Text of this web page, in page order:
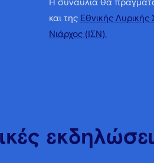
Η συναυλία θα
και της Εθνικής
Νιάρχος (ΙΣΝ).